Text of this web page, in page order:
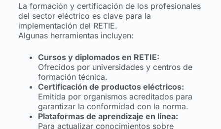
La formación y certificación de los profesionales
del sector eléctrico es clave para la
implementación del RETIE.
Algunas herramientas incluyen:
Cursos y diplomados en RETIE:
Ofrecidos por universidades y centros de
formación técnica.
Certificación de productos eléctricos:
Emitida por organismos acreditados para
garantizar la conformidad con la norma.
Plataformas de aprendizaje en línea:
Para actualizar conocimientos sobre